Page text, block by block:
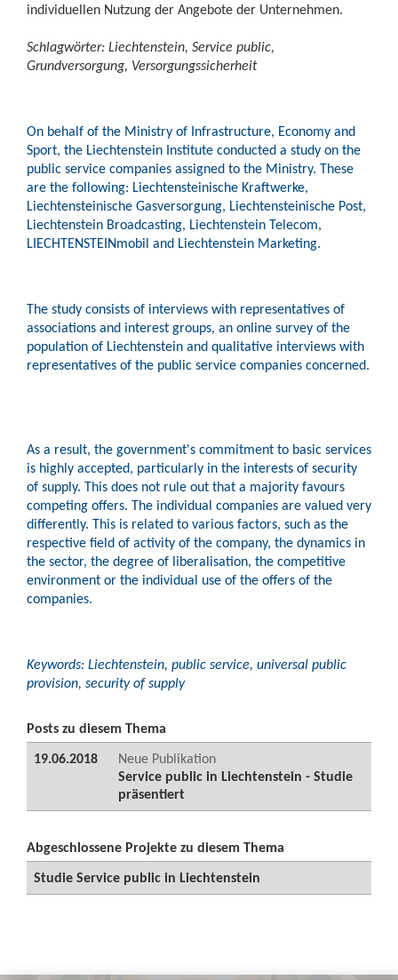
individuellen Nutzung der Angebote der Unternehmen.
Schlagwörter: Liechtenstein, Service public,
Grundversorgung, Versorgungssicherheit
On behalf of the Ministry of Infrastructure, Economy and
Sport, the Liechtenstein Institute conducted a study on the
public service companies assigned to the Ministry. These
are the following: Liechtensteinische Kraftwerke,
Liechtensteinische Gasversorgung, Liechtensteinische Post,
Liechtenstein Broadcasting, Liechtenstein Telecom,
LIECHTENSTEINmobil and Liechtenstein Marketing.
The study consists of interviews with representatives of
associations and interest groups, an online survey of the
population of Liechtenstein and qualitative interviews with
representatives of the public service companies concerned.
As a result, the government's commitment to basic services
is highly accepted, particularly in the interests of security
of supply. This does not rule out that a majority favours
competing offers. The individual companies are valued very
differently. This is related to various factors, such as the
respective field of activity of the company, the dynamics in
the sector, the degree of liberalisation, the competitive
environment or the individual use of the offers of the
companies.
Keywords: Liechtenstein, public service, universal public
provision, security of supply
Posts zu diesem Thema
19.06.2018
Neue Publikation
Service public in Liechtenstein - Studie
präsentiert
Abgeschlossene Projekte zu diesem Thema
Studie Service public in Liechtenstein